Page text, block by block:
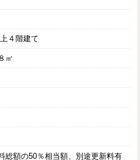
４階建て
㎡
総額の50％相当額、別途更新料有